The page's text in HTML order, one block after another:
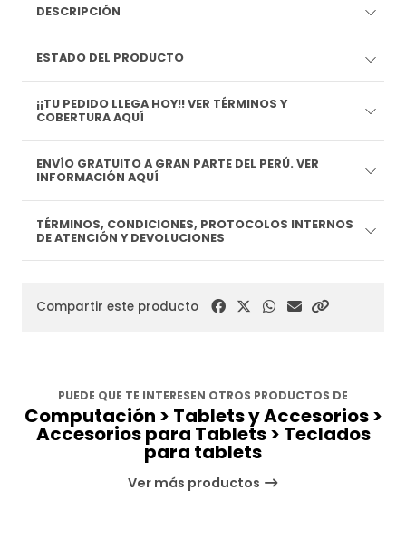
DESCRIPCIÓN
ESTADO DEL PRODUCTO
¡¡TU PEDIDO LLEGA HOY!! VER TÉRMINOS Y
COBERTURA AQUÍ
ENVÍO GRATUITO A GRAN PARTE DEL PERÚ. VER
INFORMACIÓN AQUÍ
TÉRMINOS, CONDICIONES, PROTOCOLOS INTERNOS
DE ATENCIÓN Y DEVOLUCIONES
Compartir este producto
PUEDE QUE TE INTERESEN OTROS PRODUCTOS DE
Computación > Tablets y Accesorios >
Accesorios para Tablets > Teclados
para tablets
Ver más productos